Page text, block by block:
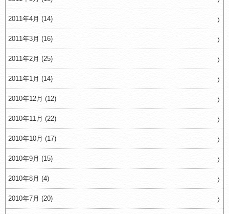
2011年4月 (14)
2011年3月 (16)
2011年2月 (25)
2011年1月 (14)
2010年12月 (12)
2010年11月 (22)
2010年10月 (17)
2010年9月 (15)
2010年8月 (4)
2010年7月 (20)